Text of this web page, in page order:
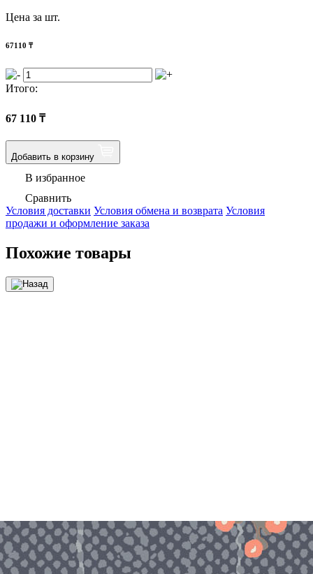
Цена за шт.
67110 ₸
Итого:
67 110 ₸
Добавить в корзину
В избранное
Сравнить
Условия доставки Условия обмена и возврата Условия
продажи и оформление заказа
Похожие товары